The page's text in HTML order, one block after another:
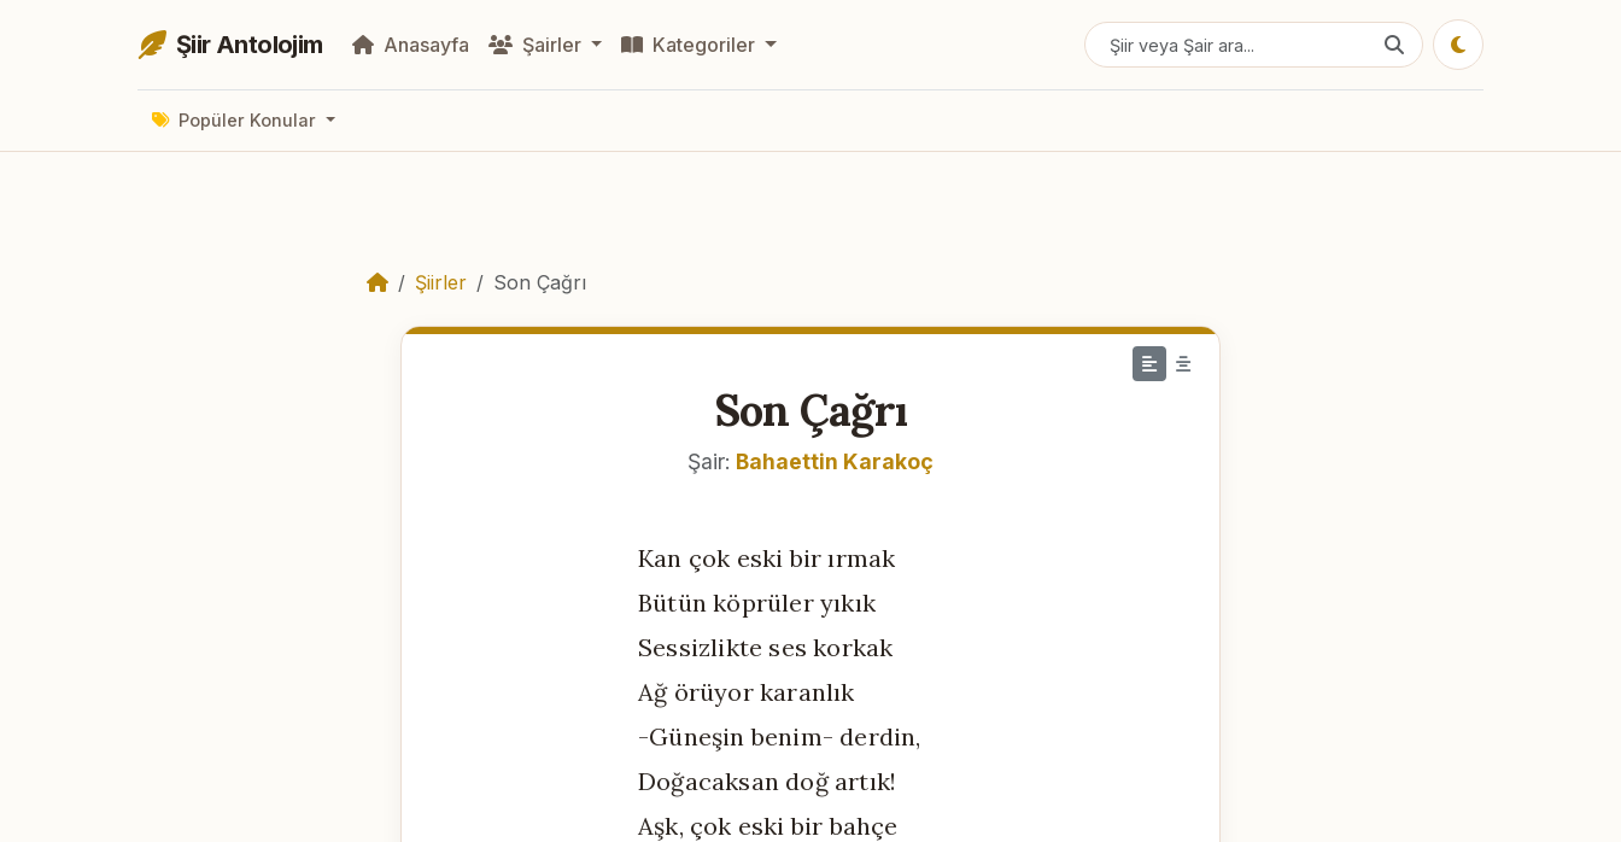
Şiir Antolojim Anasayfa Şairler Kategoriler
Popüler Konular
Şiirler Son Çağrı
Son Çağrı
Şair: Bahaettin Karakoç
Kan çok eski bir ırmak
Bütün köprüler yıkık
Sessizlikte ses korkak
Ağ örüyor karanlık
-Güneşin benim- derdin,
Doğacaksan doğ artık!
Aşk, çok eski bir bahçe